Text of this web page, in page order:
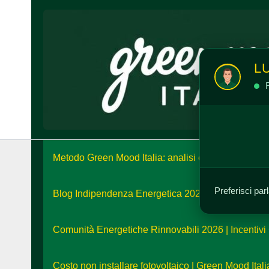
Preferisci
Metodo Green Mood Italia: analisi e strategia
Blog Indipendenza Energetica 2026: Unisciti alla
Comunità Energetiche Rinnovabili 2026 | Incentivi
Costo non installare fotovoltaico | Green Mood